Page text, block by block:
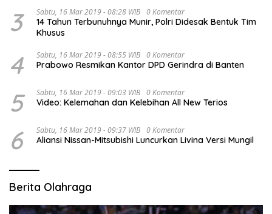
3 Sabtu, 16 Mar 2019 - 08:28 WIB 0 Komentar
14 Tahun Terbunuhnya Munir, Polri Didesak Bentuk Tim
Khusus
4 Sabtu, 16 Mar 2019 - 08:55 WIB 0 Komentar
Prabowo Resmikan Kantor DPD Gerindra di Banten
5 Sabtu, 16 Mar 2019 - 09:03 WIB 0 Komentar
Video: Kelemahan dan Kelebihan All New Terios
6 Sabtu, 16 Mar 2019 - 09:37 WIB 0 Komentar
Aliansi Nissan-Mitsubishi Luncurkan Livina Versi Mungil
Berita Olahraga